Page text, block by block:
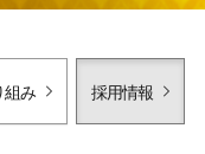
組み 採用情報